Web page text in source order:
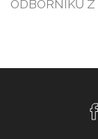
ODBORNÍKŮ Z